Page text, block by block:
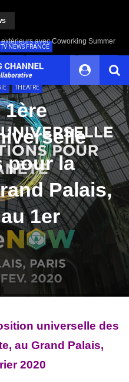
vous de l’été du bien-être
NEWS FRANCE
NEWS SORTIES
THEATRE
1ère
pour la
Palais,
1er
universelle des
au Grand Palais,
2020